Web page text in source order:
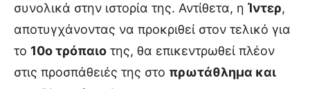
συνολικά στην ιστορία της. Αντίθετα, η Ίντερ,
αποτυγχάνοντας να προκριθεί στον τελικό για
το 10ο τρόπαιο της, θα επικεντρωθεί πλέον
στις προσπάθειές της στο πρωτάθλημα και